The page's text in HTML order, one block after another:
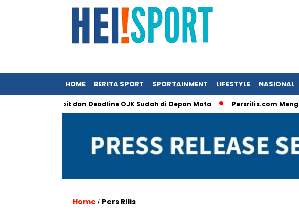
HOME BERITA SPORT SPORTAINMENT LIFESTYLE NASIONAL
Sempit dan Deadline OJK Sudah di Depan Mata Persrilis.com Mengucapkan
Home / Pers Rilis